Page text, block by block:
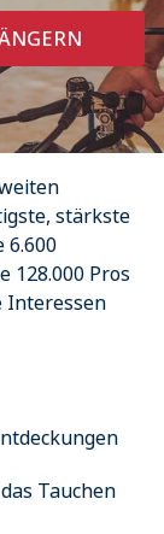
stärkste
6.600
128.000 Pros
Interessen
Tauchen